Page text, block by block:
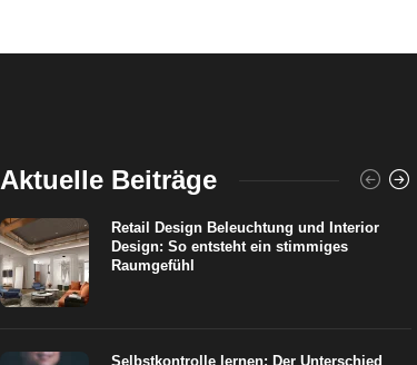
Aktuelle Beiträge
Retail Design Beleuchtung und Interior
Design: So entsteht ein stimmiges
Raumgefühl
Selbstkontrolle lernen: Der Unterschied